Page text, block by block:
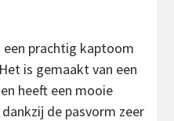
een prachtig kaptoom
is gemaakt van een
heeft een mooie
de pasvorm zeer